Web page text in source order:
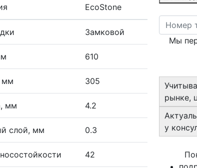
EcoStone
Замковой
610
мм 305
мм 4.2
слой, мм 0.3
42
Мы
рынке,
у